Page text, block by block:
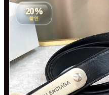
20%
할인